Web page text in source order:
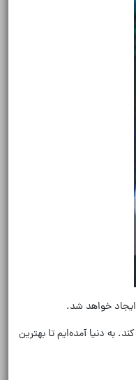
ایجاد خواهد شد.
به دنیا آمده‌ایم تا بهترین